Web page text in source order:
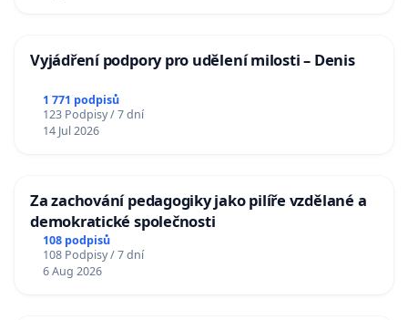
Vyjádření podpory pro udělení milosti – Denis
1 771 podpisů
123 Podpisy / 7 dní
14 Jul 2026
Za zachování pedagogiky jako pilíře vzdělané a
demokratické společnosti
108 podpisů
108 Podpisy / 7 dní
6 Aug 2026